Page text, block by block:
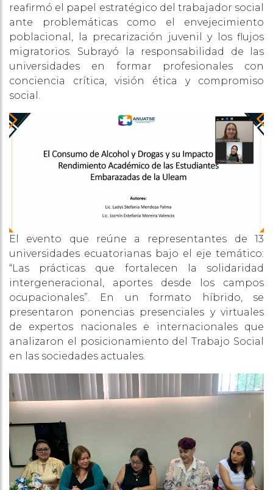
reafirmó el papel estratégico del trabajador social
ante problemáticas como el envejecimiento
poblacional, la precarización juvenil y los flujos
migratorios. Subrayó la responsabilidad de las
universidades en formar profesionales con
conciencia crítica, visión ética y compromiso
social.
El evento que reúne a representantes de 13
universidades ecuatorianas bajo el eje temático:
“Las prácticas que fortalecen la solidaridad
intergeneracional, aportes desde los campos
ocupacionales”. En un formato híbrido, se
presentaron ponencias presenciales y virtuales
de expertos nacionales e internacionales que
analizaron el posicionamiento del Trabajo Social
en las sociedades actuales.